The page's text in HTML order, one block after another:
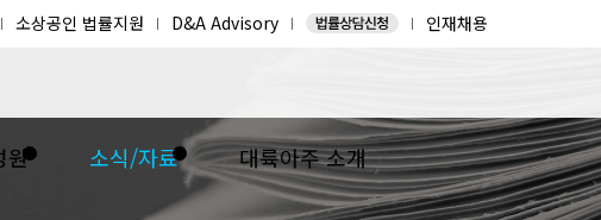
소상공인 법률지원 D&A Advisory 인재채용
원 소식/자료 대륙아주 소개